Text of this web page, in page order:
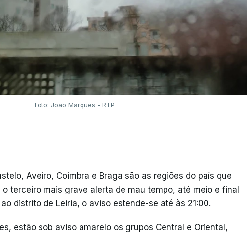
Foto: João Marques - RTP
Aveiro, Coimbra e Braga são as regiões do país que
terceiro mais grave alerta de mau tempo, até meio e final
distrito de Leiria, o aviso estende-se até às 21:00.
estão sob aviso amarelo os grupos Central e Oriental,